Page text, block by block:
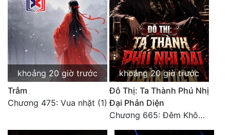
Võ Hiệp
Võng Du
Xuyên Không
Xuyên Nhanh
khoảng 20 giờ trước
Trẫm
Chương 475: Vua nhặt (1)
khoảng 20 giờ trước
Đô Thị: Ta Thành Phú Nhị
Đại Phản Diện
Chương 665: Đêm Không Dấu Vết